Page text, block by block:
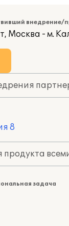
внедрение/
Москва - м.
8
продукта
задача